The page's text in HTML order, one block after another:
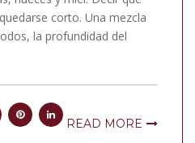
corto. Una mezcla
la profundidad del
READ MORE